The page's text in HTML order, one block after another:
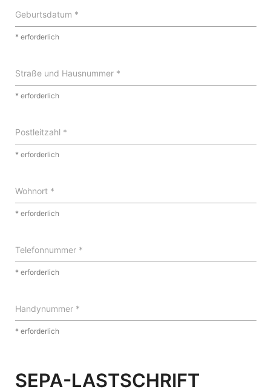
Geburtsdatum *
* erforderlich
Straße und Hausnummer *
* erforderlich
Postleitzahl *
* erforderlich
Wohnort *
* erforderlich
Telefonnummer *
* erforderlich
Handynummer *
* erforderlich
SEPA-LASTSCHRIFT